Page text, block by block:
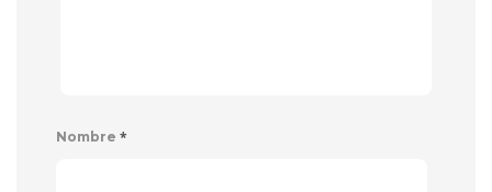
Nombre *